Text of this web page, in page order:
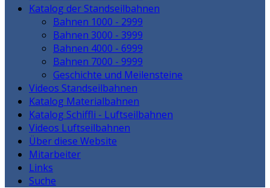
Katalog der Standseilbahnen
Bahnen 1000 - 2999
Bahnen 3000 - 3999
Bahnen 4000 - 6999
Bahnen 7000 - 9999
Geschichte und Meilensteine
Videos Standseilbahnen
Katalog Materialbahnen
Katalog Schiffli - Luftseilbahnen
Videos Luftseilbahnen
Über diese Website
Mitarbeiter
Links
Suche